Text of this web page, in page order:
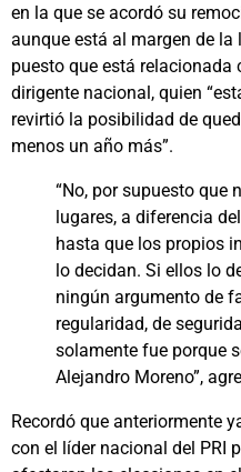
en la que se acordó su
aunque está al margen de
puesto que está relacionada
dirigente nacional, quien
revirtió la posibilidad de
menos un año más”.
“No, por supuesto que
lugares, a diferencia
hasta que los propios
lo decidan. Si ellos lo
ningún argumento de
regularidad, de
solamente fue porque
Alejandro Moreno”,
Recordó que anteriormente
con el líder nacional del PRI